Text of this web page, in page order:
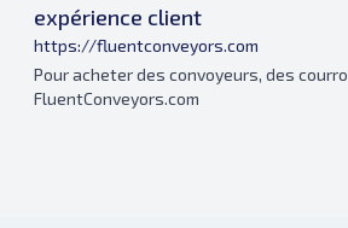
expérience client
https://fluentconveyors.com
Pour acheter des convoyeurs, des
FluentConveyors.com